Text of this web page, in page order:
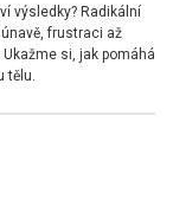
výsledky? Radikální
frustraci až
si, jak pomáhá
tělu.